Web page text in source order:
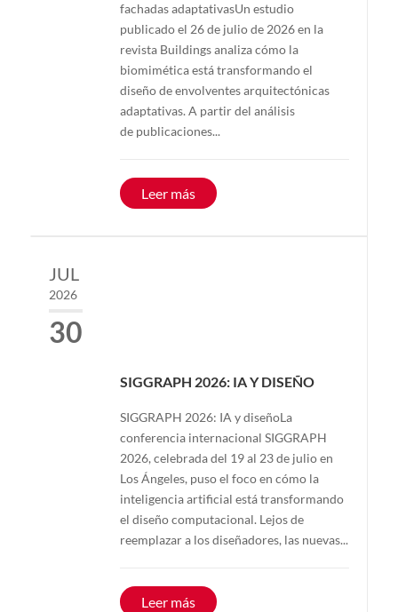
fachadas adaptativasUn estudio
publicado el 26 de julio de 2026 en la
revista Buildings analiza cómo la
biomimética está transformando el
diseño de envolventes arquitectónicas
adaptativas. A partir del análisis
de publicaciones...
Leer más
JUL
2026
30
SIGGRAPH 2026: IA Y DISEÑO
SIGGRAPH 2026: IA y diseñoLa
conferencia internacional SIGGRAPH
2026, celebrada del 19 al 23 de julio en
Los Ángeles, puso el foco en cómo la
inteligencia artificial está transformando
el diseño computacional. Lejos de
reemplazar a los diseñadores, las nuevas...
Leer más